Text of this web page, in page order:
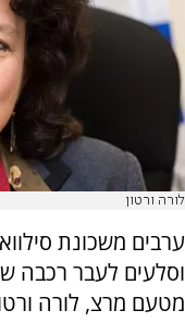
לורה ורטון
ערבים משכונת
וסלעים לעבר רכבה
מטעם מרצ, לורה